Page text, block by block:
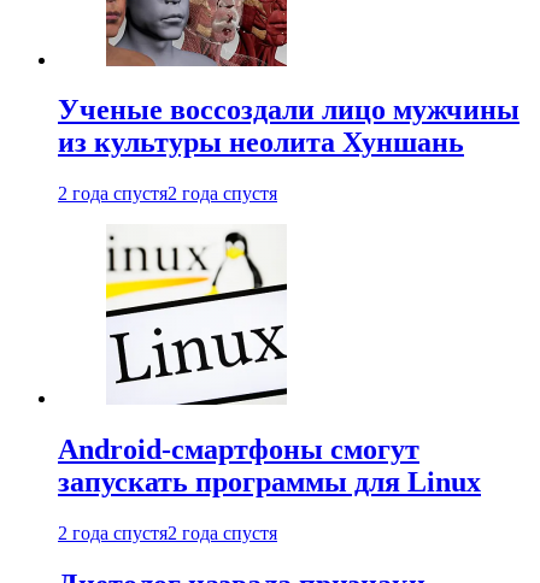
Ученые воссоздали лицо мужчины
из культуры неолита Хуншань
2 года спустя2 года спустя
Android-смартфоны смогут
запускать программы для Linux
2 года спустя2 года спустя